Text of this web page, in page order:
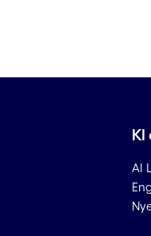
KI
AI